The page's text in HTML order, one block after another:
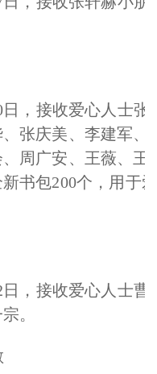
日，接收爱心人士张
张庆美、李建军、
周广安、王薇、王
书包200个，用于
日，接收爱心人士曹
。